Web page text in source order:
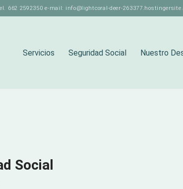
662 2592350 e-mail: info@lightcoral-deer-
Servicios Seguridad Social Nuestro
Social